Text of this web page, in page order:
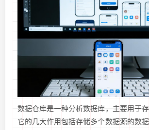
数据仓库是一种分析数据库，主要用于存
它的几大作用包括存储多个数据源的数